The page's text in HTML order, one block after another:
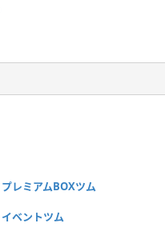
プレミアムBOXツム
イベントツム